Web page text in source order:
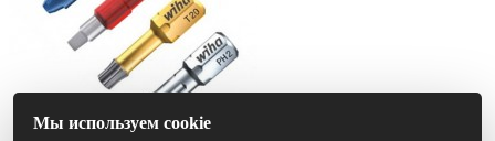
Мы используем cookie